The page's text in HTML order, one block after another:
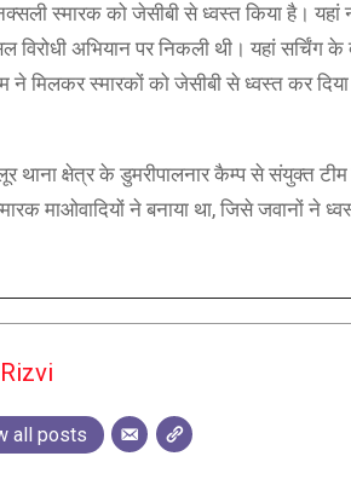
स्मारक को जेसीबी से ध्वस्त किया है।
विरोधी अभियान पर निकली थी। यहां सर्चिंग
मिलकर स्मारकों को जेसीबी से ध्वस्त कर
थाना क्षेत्र के डुमरीपालनार कैम्प से संयुक्त
माओवादियों ने बनाया था, जिसे जवानों ने
all posts